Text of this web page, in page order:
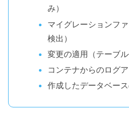
み）
マイグレーションフ
検出）
変更の適用（テーブル
コンテナからのログア
作成したデータベー